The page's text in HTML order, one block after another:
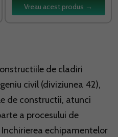
Vreau acest produs →
de cladiri
civil (diviziunea 42),
de constructii, atunci
a procesului de
echipamentelor